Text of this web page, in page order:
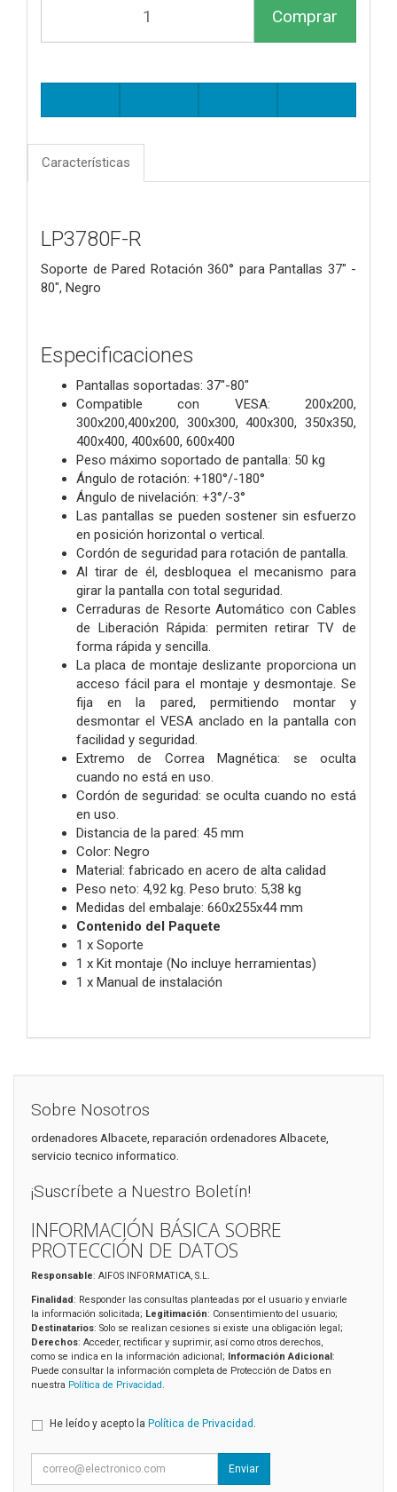
Comprar
Características
LP3780F-R
Soporte de Pared Rotación 360° para Pantallas 37" -
80", Negro
Especificaciones
Pantallas soportadas: 37"-80"
Compatible con VESA: 200x200,
300x200,400x200, 300x300, 400x300, 350x350,
400x400, 400x600, 600x400
Peso máximo soportado de pantalla: 50 kg
Ángulo de rotación: +180°/-180°
Ángulo de nivelación: +3°/-3°
Las pantallas se pueden sostener sin esfuerzo
en posición horizontal o vertical.
Cordón de seguridad para rotación de pantalla.
Al tirar de él, desbloquea el mecanismo para
girar la pantalla con total seguridad.
Cerraduras de Resorte Automático con Cables
de Liberación Rápida: permiten retirar TV de
forma rápida y sencilla.
La placa de montaje deslizante proporciona un
acceso fácil para el montaje y desmontaje. Se
fija en la pared, permitiendo montar y
desmontar el VESA anclado en la pantalla con
facilidad y seguridad.
Extremo de Correa Magnética: se oculta
cuando no está en uso.
Cordón de seguridad: se oculta cuando no está
en uso.
Distancia de la pared: 45 mm
Color: Negro
Material: fabricado en acero de alta calidad
Peso neto: 4,92 kg. Peso bruto: 5,38 kg
Medidas del embalaje: 660x255x44 mm
Contenido del Paquete
1 x Soporte
1 x Kit montaje (No incluye herramientas)
1 x Manual de instalación
Sobre Nosotros
ordenadores Albacete, reparación ordenadores Albacete,
servicio tecnico informatico.
¡Suscríbete a Nuestro Boletín!
INFORMACIÓN BÁSICA SOBRE
PROTECCIÓN DE DATOS
Responsable: AIFOS INFORMATICA, S.L.
Finalidad: Responder las consultas planteadas por el usuario y enviarle
la información solicitada; Legitimación: Consentimiento del usuario;
Destinatarios: Solo se realizan cesiones si existe una obligación legal;
Derechos: Acceder, rectificar y suprimir, así como otros derechos,
como se indica en la información adicional; Información Adicional:
Puede consultar la información completa de Protección de Datos en
nuestra Política de Privacidad.
He leído y acepto la Política de Privacidad .
Enviar